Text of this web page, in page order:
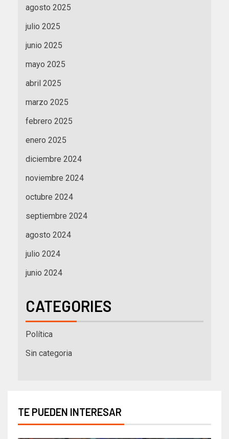
agosto 2025
julio 2025
junio 2025
mayo 2025
abril 2025
marzo 2025
febrero 2025
enero 2025
diciembre 2024
noviembre 2024
octubre 2024
septiembre 2024
agosto 2024
julio 2024
junio 2024
CATEGORIES
Política
Sin categoria
TE PUEDEN INTERESAR